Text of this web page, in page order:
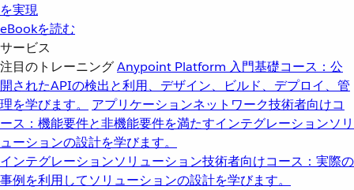
を実現
eBookを読む
サービス
注目のトレーニングAnypoint Platform 入門基礎コース：公
開されたAPIの検出と利用、デザイン、ビルド、デプロイ、管
理を学びます。
アプリケーションネットワーク技術者向けコ
ース：機能要件と非機能要件を満たすインテグレーションソリ
ューションの設計を学びます。
インテグレーションソリューション技術者向けコース：実際の
事例を利用してソリューションの設計を学びます。